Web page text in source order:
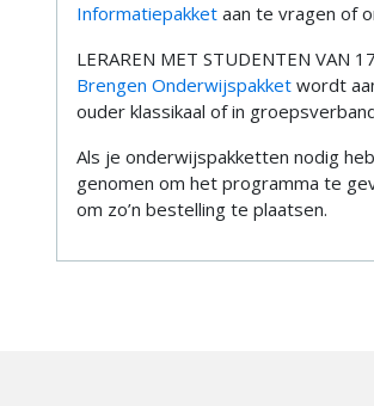
Informatiepakket aan te vragen of
LERAREN MET STUDENTEN VAN
Brengen Onderwijspakket wordt
ouder klassikaal of in
Als je onderwijspakketten nodig
genomen om het programma te
om zo’n bestelling te plaatsen.